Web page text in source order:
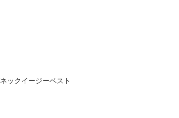
ックイージーベスト